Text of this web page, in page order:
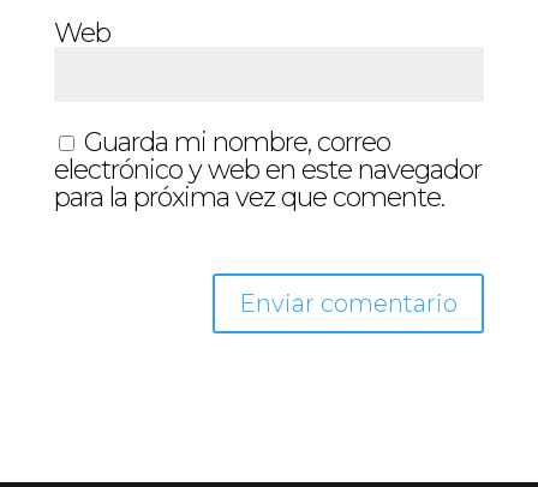
Web
Guarda mi nombre, correo
electrónico y web en este navegador
para la próxima vez que comente.